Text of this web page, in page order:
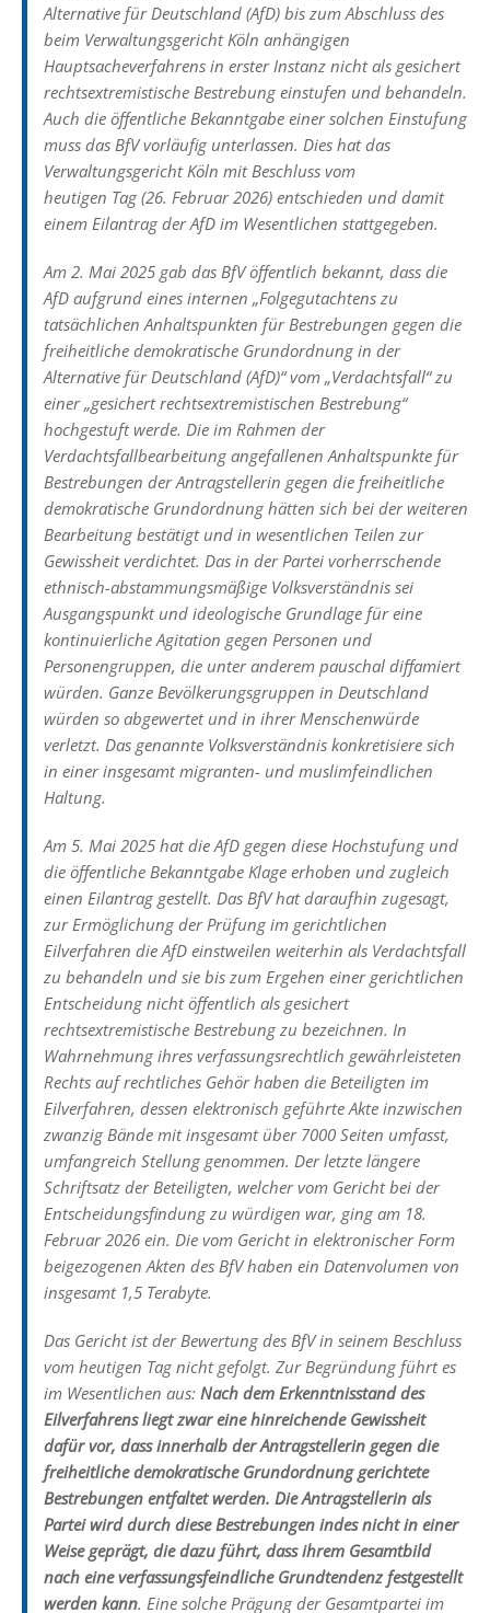
Alternative für Deutschland (AfD) bis zum Abschluss des
beim Verwaltungsgericht Köln anhängigen
Hauptsacheverfahrens in erster Instanz nicht als gesichert
rechtsextremistische Bestrebung einstufen und behandeln.
Auch die öffentliche Bekanntgabe einer solchen Einstufung
muss das BfV vorläufig unterlassen. Dies hat das
Verwaltungsgericht Köln mit Beschluss vom
heutigen Tag (26. Februar 2026) entschieden und damit
einem Eilantrag der AfD im Wesentlichen stattgegeben.
Am 2. Mai 2025 gab das BfV öffentlich bekannt, dass die
AfD aufgrund eines internen „Folgegutachtens zu
tatsächlichen Anhaltspunkten für Bestrebungen gegen die
freiheitliche demokratische Grundordnung in der
Alternative für Deutschland (AfD)“ vom „Verdachtsfall“ zu
einer „gesichert rechtsextremistischen Bestrebung“
hochgestuft werde. Die im Rahmen der
Verdachtsfallbearbeitung angefallenen Anhaltspunkte für
Bestrebungen der Antragstellerin gegen die freiheitliche
demokratische Grundordnung hätten sich bei der weiteren
Bearbeitung bestätigt und in wesentlichen Teilen zur
Gewissheit verdichtet. Das in der Partei vorherrschende
ethnisch-abstammungsmäßige Volksverständnis sei
Ausgangspunkt und ideologische Grundlage für eine
kontinuierliche Agitation gegen Personen und
Personengruppen, die unter anderem pauschal diffamiert
würden. Ganze Bevölkerungsgruppen in Deutschland
würden so abgewertet und in ihrer Menschenwürde
verletzt. Das genannte Volksverständnis konkretisiere sich
in einer insgesamt migranten- und muslimfeindlichen
Haltung.
Am 5. Mai 2025 hat die AfD gegen diese Hochstufung und
die öffentliche Bekanntgabe Klage erhoben und zugleich
einen Eilantrag gestellt. Das BfV hat daraufhin zugesagt,
zur Ermöglichung der Prüfung im gerichtlichen
Eilverfahren die AfD einstweilen weiterhin als Verdachtsfall
zu behandeln und sie bis zum Ergehen einer gerichtlichen
Entscheidung nicht öffentlich als gesichert
rechtsextremistische Bestrebung zu bezeichnen. In
Wahrnehmung ihres verfassungsrechtlich gewährleisteten
Rechts auf rechtliches Gehör haben die Beteiligten im
Eilverfahren, dessen elektronisch geführte Akte inzwischen
zwanzig Bände mit insgesamt über 7000 Seiten umfasst,
umfangreich Stellung genommen. Der letzte längere
Schriftsatz der Beteiligten, welcher vom Gericht bei der
Entscheidungsfindung zu würdigen war, ging am 18.
Februar 2026 ein. Die vom Gericht in elektronischer Form
beigezogenen Akten des BfV haben ein Datenvolumen von
insgesamt 1,5 Terabyte.
Das Gericht ist der Bewertung des BfV in seinem Beschluss
vom heutigen Tag nicht gefolgt. Zur Begründung führt es
im Wesentlichen aus: Nach dem Erkenntnisstand des
Eilverfahrens liegt zwar eine hinreichende Gewissheit
dafür vor, dass innerhalb der Antragstellerin gegen die
freiheitliche demokratische Grundordnung gerichtete
Bestrebungen entfaltet werden. Die Antragstellerin als
Partei wird durch diese Bestrebungen indes nicht in einer
Weise geprägt, die dazu führt, dass ihrem Gesamtbild
nach eine verfassungsfeindliche Grundtendenz festgestellt
werden kann. Eine solche Prägung der Gesamtpartei im